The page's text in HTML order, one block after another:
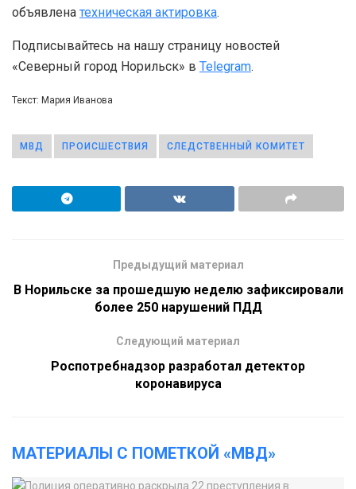
объявлена техническая актировка.
Подписывайтесь на нашу страницу новостей
«Северный город Норильск» в Telegram.
Текст: Мария Иванова
МВД ПРОИСШЕСТВИЯ СЛЕДСТВЕННЫЙ КОМИТЕТ
Предыдущий материал
В Норильске за прошедшую неделю зафиксировали
более 250 нарушений ПДД
Следующий материал
Роспотребнадзор разработал детектор
коронавируса
МАТЕРИАЛЫ С ПОМЕТКОЙ «МВД»